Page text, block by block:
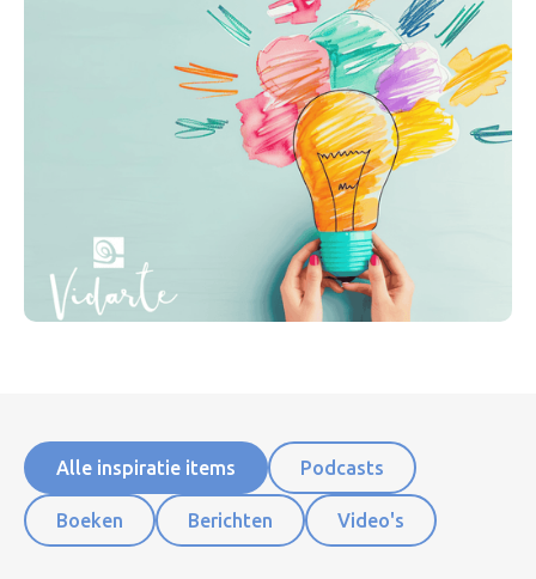
Alle inspiratie items Podcasts
Boeken Berichten Video's